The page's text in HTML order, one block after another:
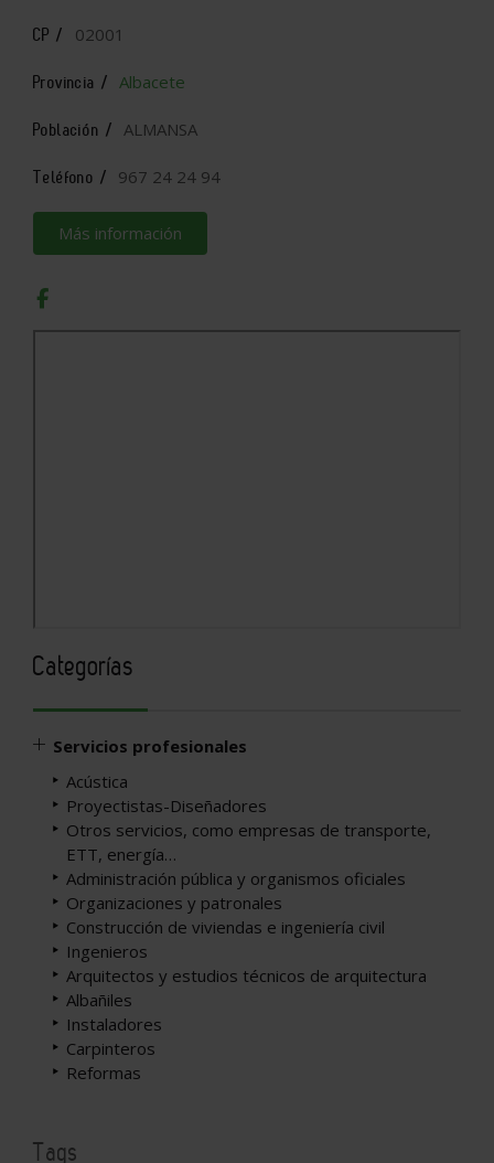
CP / 02001
Provincia / Albacete
Población / ALMANSA
Teléfono / 967 24 24 94
Más información
Categorías
Servicios profesionales
Acústica
Proyectistas-Diseñadores
Otros servicios, como empresas de transporte,
ETT, energía…
Administración pública y organismos oficiales
Organizaciones y patronales
Construcción de viviendas e ingeniería civil
Ingenieros
Arquitectos y estudios técnicos de arquitectura
Albañiles
Instaladores
Carpinteros
Reformas
Tags